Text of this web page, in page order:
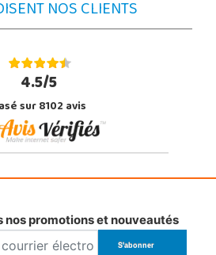
NOS CLIENTS
4.5/5
sur 8102 avis
nos promotions et nouveautés